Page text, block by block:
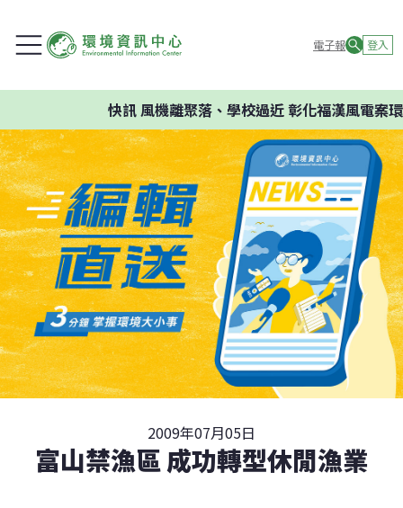
電子報 登入
快訊風機離聚落、學校過近 彰化福漢風電案環
2009年07月05日
富山禁漁區 成功轉型休閒漁業